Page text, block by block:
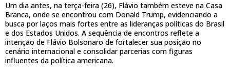
Um dia antes, na terça-feira (26), Flávio também esteve na Casa
Branca, onde se encontrou com Donald Trump, evidenciando a
busca por laços mais fortes entre as lideranças políticas do Brasil
e dos Estados Unidos. A sequência de encontros reflete a
intenção de Flávio Bolsonaro de fortalecer sua posição no
cenário internacional e consolidar parcerias com figuras
influentes da política americana.